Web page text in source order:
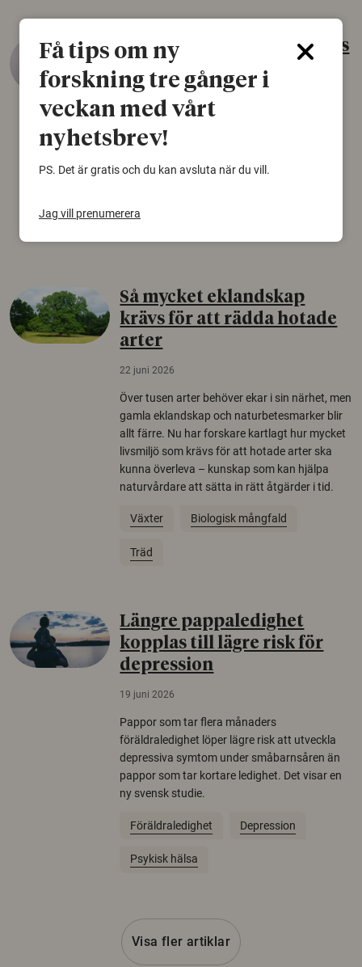
Gammalt skinn var Sveriges
äldsta sko
björnfäll visar sig vara delar av en 2000 år
skomode och beskrivs som mycket ovanligt i
Så mycket eklandskap
krävs för att rädda hotade
arter
22 juni 2026
Över tusen arter behöver ekar i sin närhet, men
gamla eklandskap och naturbetesmarker blir
allt färre. Nu har forskare kartlagt hur mycket
livsmiljö som krävs för att hotade arter ska
kunna överleva – kunskap som kan hjälpa
naturvårdare att sätta in rätt åtgärder i tid.
Växter Biologisk mångfald
Träd
Längre pappaledighet
kopplas till lägre risk för
depression
19 juni 2026
Pappor som tar flera månaders
föräldraledighet löper lägre risk att utveckla
depressiva symtom under småbarnsåren än
pappor som tar kortare ledighet. Det visar en
ny svensk studie.
Föräldraledighet Depression
Psykisk hälsa
Visa fler artiklar
Få tips om ny
forskning tre gånger i
veckan med vårt
nyhetsbrev!
PS. Det är gratis och du kan avsluta när du vill.
Jag vill prenumerera